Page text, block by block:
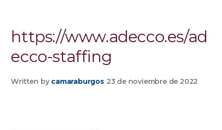
https://www.adecco.es/ad
ecco-staffing
Written by camaraburgos 23 de noviembre de 2022